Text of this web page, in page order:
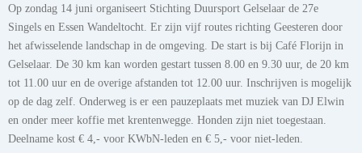
Op zondag 14 juni organiseert Stichting Duursport Gelselaar de 27e
Singels en Essen Wandeltocht. Er zijn vijf routes richting Geesteren door
het afwisselende landschap in de omgeving. De start is bij Café Florijn in
Gelselaar. De 30 km kan worden gestart tussen 8.00 en 9.30 uur, de 20 km
tot 11.00 uur en de overige afstanden tot 12.00 uur. Inschrijven is mogelijk
op de dag zelf. Onderweg is er een pauzeplaats met muziek van DJ Elwin
en onder meer koffie met krentenwegge. Honden zijn niet toegestaan.
Deelname kost € 4,- voor KWbN-leden en € 5,- voor niet-leden.